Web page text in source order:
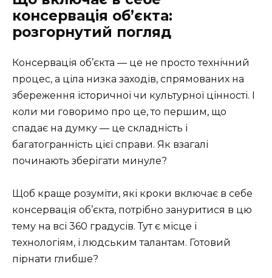
консервація об’єкта:
розгорнутий погляд
Консервація об’єкта — це не просто технічний
процес, а ціла низка заходів, спрямованих на
збереження історичної чи культурної цінності. І
коли ми говоримо про це, то першим, що
спадає на думку — це складність і
багатогранність цієї справи. Як взагалі
починають зберігати минуле?
Щоб краще розуміти, які кроки включає в себе
консервація об’єкта, потрібно зануритися в цю
тему на всі 360 градусів. Тут є місце і
технологіям, і людським талантам. Готовий
пірнати глибше?